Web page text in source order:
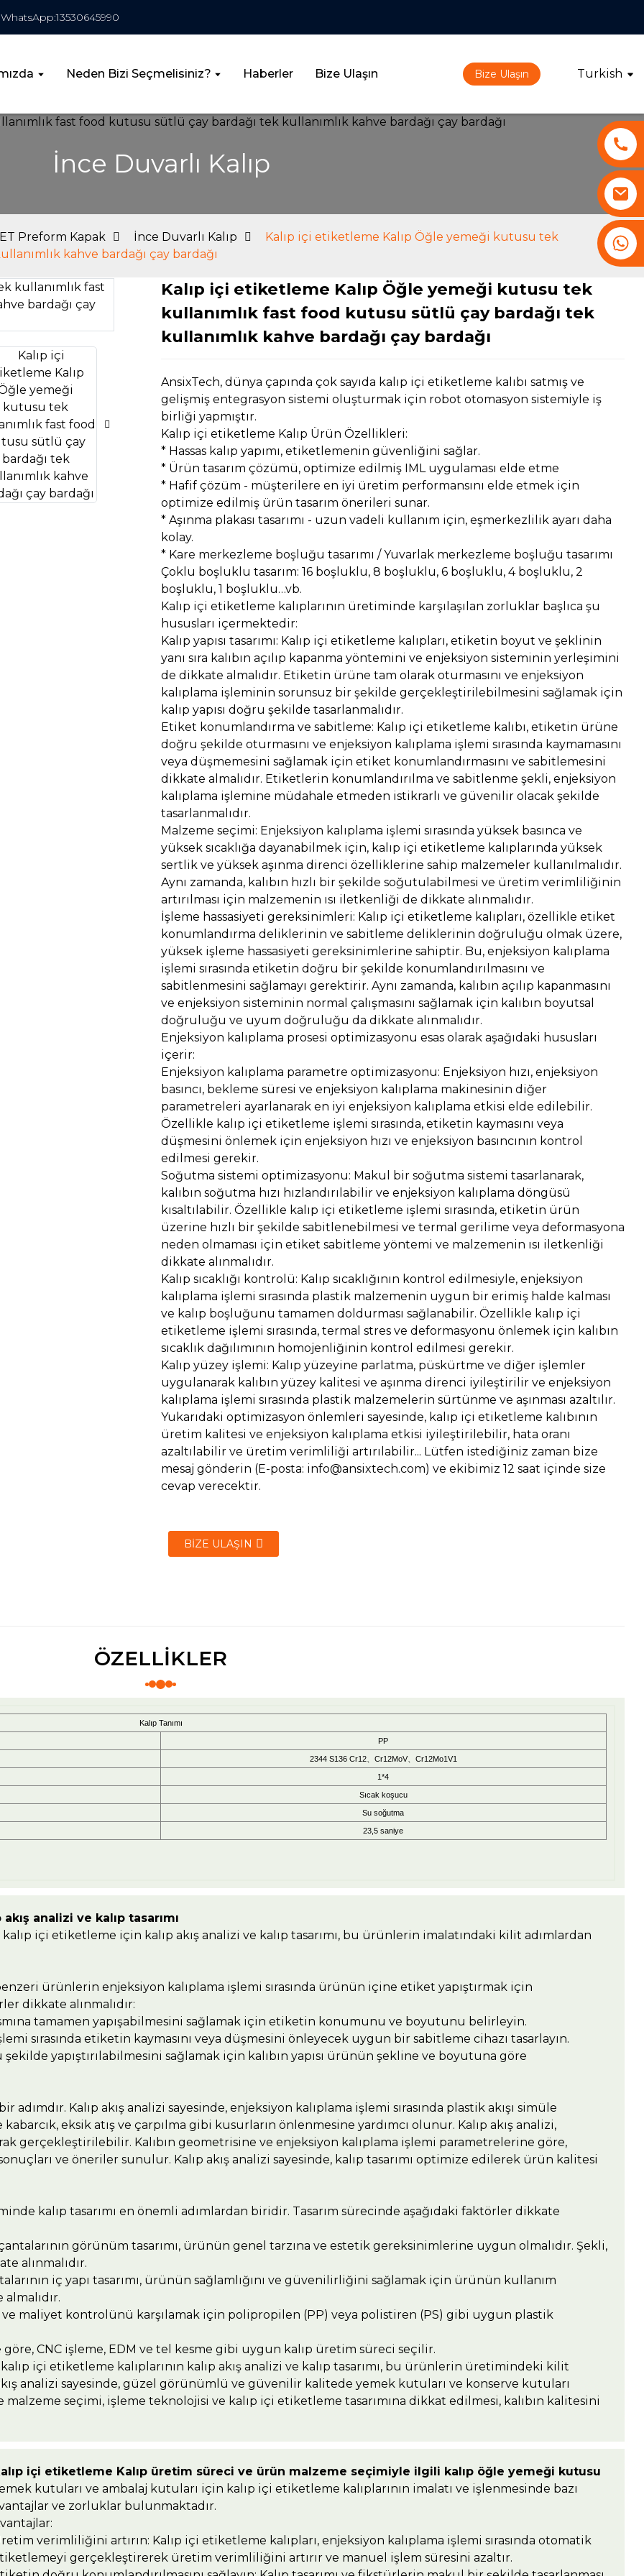
WhatsApp:13530645990
Neden Bizi Seçmelisiniz? Haberler Bize Ulaşın Bize Ulaşın Turkish
+86 13530645990
İnce Duvarlı Kalıp
Preform Kapak İnce Duvarlı Kalıp
Kalıp içi etiketleme Kalıp Öğle yemeği kutusu tek
kahve bardağı çay bardağı
Kalıp içi etiketleme Kalıp Öğle yemeği kutusu tek
kullanımlık fast food kutusu sütlü çay bardağı tek
kullanımlık kahve bardağı çay bardağı
AnsixTech, dünya çapında çok sayıda kalıp içi etiketleme kalıbı satmış ve
gelişmiş entegrasyon sistemi oluşturmak için robot otomasyon sistemiyle iş
birliği yapmıştır.
Kalıp içi etiketleme Kalıp Ürün Özellikleri:
* Hassas kalıp yapımı, etiketlemenin güvenliğini sağlar.
* Ürün tasarım çözümü, optimize edilmiş IML uygulaması elde etme
* Hafif çözüm - müşterilere en iyi üretim performansını elde etmek için
optimize edilmiş ürün tasarım önerileri sunar.
* Aşınma plakası tasarımı - uzun vadeli kullanım için, eşmerkezlilik ayarı daha
kolay.
* Kare merkezleme boşluğu tasarımı / Yuvarlak merkezleme boşluğu tasarımı
Çoklu boşluklu tasarım: 16 boşluklu, 8 boşluklu, 6 boşluklu, 4 boşluklu, 2
boşluklu, 1 boşluklu…vb.
Kalıp içi etiketleme kalıplarının üretiminde karşılaşılan zorluklar başlıca şu
hususları içermektedir:
Kalıp yapısı tasarımı: Kalıp içi etiketleme kalıpları, etiketin boyut ve şeklinin
yanı sıra kalıbın açılıp kapanma yöntemini ve enjeksiyon sisteminin yerleşimini
de dikkate almalıdır. Etiketin ürüne tam olarak oturmasını ve enjeksiyon
kalıplama işleminin sorunsuz bir şekilde gerçekleştirilebilmesini sağlamak için
kalıp yapısı doğru şekilde tasarlanmalıdır.
Etiket konumlandırma ve sabitleme: Kalıp içi etiketleme kalıbı, etiketin ürüne
doğru şekilde oturmasını ve enjeksiyon kalıplama işlemi sırasında kaymamasını
veya düşmemesini sağlamak için etiket konumlandırmasını ve sabitlemesini
dikkate almalıdır. Etiketlerin konumlandırılma ve sabitlenme şekli, enjeksiyon
kalıplama işlemine müdahale etmeden istikrarlı ve güvenilir olacak şekilde
tasarlanmalıdır.
Malzeme seçimi: Enjeksiyon kalıplama işlemi sırasında yüksek basınca ve
yüksek sıcaklığa dayanabilmek için, kalıp içi etiketleme kalıplarında yüksek
sertlik ve yüksek aşınma direnci özelliklerine sahip malzemeler kullanılmalıdır.
Aynı zamanda, kalıbın hızlı bir şekilde soğutulabilmesi ve üretim verimliliğinin
artırılması için malzemenin ısı iletkenliği de dikkate alınmalıdır.
İşleme hassasiyeti gereksinimleri: Kalıp içi etiketleme kalıpları, özellikle etiket
konumlandırma deliklerinin ve sabitleme deliklerinin doğruluğu olmak üzere,
yüksek işleme hassasiyeti gereksinimlerine sahiptir. Bu, enjeksiyon kalıplama
işlemi sırasında etiketin doğru bir şekilde konumlandırılmasını ve
sabitlenmesini sağlamayı gerektirir. Aynı zamanda, kalıbın açılıp kapanmasını
ve enjeksiyon sisteminin normal çalışmasını sağlamak için kalıbın boyutsal
doğruluğu ve uyum doğruluğu da dikkate alınmalıdır.
Enjeksiyon kalıplama prosesi optimizasyonu esas olarak aşağıdaki hususları
içerir:
Enjeksiyon kalıplama parametre optimizasyonu: Enjeksiyon hızı, enjeksiyon
basıncı, bekleme süresi ve enjeksiyon kalıplama makinesinin diğer
parametreleri ayarlanarak en iyi enjeksiyon kalıplama etkisi elde edilebilir.
Özellikle kalıp içi etiketleme işlemi sırasında, etiketin kaymasını veya
düşmesini önlemek için enjeksiyon hızı ve enjeksiyon basıncının kontrol
edilmesi gerekir.
Soğutma sistemi optimizasyonu: Makul bir soğutma sistemi tasarlanarak,
kalıbın soğutma hızı hızlandırılabilir ve enjeksiyon kalıplama döngüsü
kısaltılabilir. Özellikle kalıp içi etiketleme işlemi sırasında, etiketin ürün
üzerine hızlı bir şekilde sabitlenebilmesi ve termal gerilime veya deformasyona
neden olmaması için etiket sabitleme yöntemi ve malzemenin ısı iletkenliği
dikkate alınmalıdır.
Kalıp sıcaklığı kontrolü: Kalıp sıcaklığının kontrol edilmesiyle, enjeksiyon
kalıplama işlemi sırasında plastik malzemenin uygun bir erimiş halde kalması
ve kalıp boşluğunu tamamen doldurması sağlanabilir. Özellikle kalıp içi
etiketleme işlemi sırasında, termal stres ve deformasyonu önlemek için kalıbın
sıcaklık dağılımının homojenliğinin kontrol edilmesi gerekir.
Kalıp yüzey işlemi: Kalıp yüzeyine parlatma, püskürtme ve diğer işlemler
uygulanarak kalıbın yüzey kalitesi ve aşınma direnci iyileştirilir ve enjeksiyon
kalıplama işlemi sırasında plastik malzemelerin sürtünme ve aşınması azaltılır.
Yukarıdaki optimizasyon önlemleri sayesinde, kalıp içi etiketleme kalıbının
üretim kalitesi ve enjeksiyon kalıplama etkisi iyileştirilebilir, hata oranı
azaltılabilir ve üretim verimliliği artırılabilir... Lütfen istediğiniz zaman bize
mesaj gönderin (E-posta: info@ansixtech.com) ve ekibimiz 12 saat içinde size
cevap verecektir.
BIZE ULAŞIN
ÖZELLİKLER
Kalıp Tanımı
PP
2344 S136 Cr12、Cr12MoV、Cr12Mo1V1
1*4
Sıcak koşucu
Su soğutma
23,5 saniye
analizi ve kalıp tasarımı
içi etiketleme için kalıp akış analizi ve kalıp tasarımı, bu ürünlerin imalatındaki kilit adımlardan
ürünlerin enjeksiyon kalıplama işlemi sırasında ürünün içine etiket yapıştırmak için
dikkate alınmalıdır:
tamamen yapışabilmesini sağlamak için etiketin konumunu ve boyutunu belirleyin.
sırasında etiketin kaymasını veya düşmesini önleyecek uygun bir sabitleme cihazı tasarlayın.
yapıştırılabilmesini sağlamak için kalıbın yapısı ürünün şekline ve boyutuna göre
adımdır. Kalıp akış analizi sayesinde, enjeksiyon kalıplama işlemi sırasında plastik akışı simüle
eksik atış ve çarpılma gibi kusurların önlenmesine yardımcı olunur. Kalıp akış analizi,
gerçekleştirilebilir. Kalıbın geometrisine ve enjeksiyon kalıplama işlemi parametrelerine göre,
ve öneriler sunulur. Kalıp akış analizi sayesinde, kalıp tasarımı optimize edilerek ürün kalitesi
kalıp tasarımı en önemli adımlardan biridir. Tasarım sürecinde aşağıdaki faktörler dikkate
görünüm tasarımı, ürünün genel tarzına ve estetik gereksinimlerine uygun olmalıdır. Şekli,
alınmalıdır.
iç yapı tasarımı, ürünün sağlamlığını ve güvenilirliğini sağlamak için ürünün kullanım
maliyet kontrolünü karşılamak için polipropilen (PP) veya polistiren (PS) gibi uygun plastik
CNC işleme, EDM ve tel kesme gibi uygun kalıp üretim süreci seçilir.
içi etiketleme kalıplarının kalıp akış analizi ve kalıp tasarımı, bu ürünlerin üretimindeki kilit
analizi sayesinde, güzel görünümlü ve güvenilir kalitede yemek kutuları ve konserve kutuları
seçimi, işleme teknolojisi ve kalıp içi etiketleme tasarımına dikkat edilmesi, kalıbın kalitesini
içi etiketleme Kalıp üretim süreci ve ürün malzeme seçimiyle ilgili kalıp öğle yemeği kutusu
kutuları ve ambalaj kutuları için kalıp içi etiketleme kalıplarının imalatı ve işlenmesinde bazı
ve zorluklar bulunmaktadır.
verimliliğini artırın: Kalıp içi etiketleme kalıpları, enjeksiyon kalıplama işlemi sırasında otomatik
gerçekleştirerek üretim verimliliğini artırır ve manuel işlem süresini azaltır.